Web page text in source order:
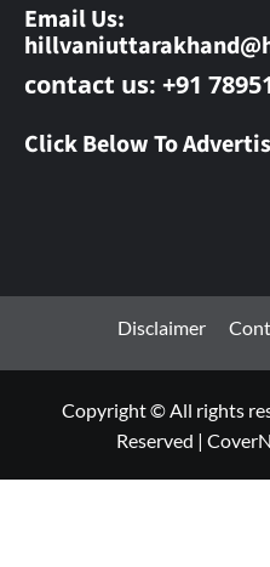
Email Us:
contact us: +91
Click Below To
Disclaimer
Copyright © All rights
Reserved |